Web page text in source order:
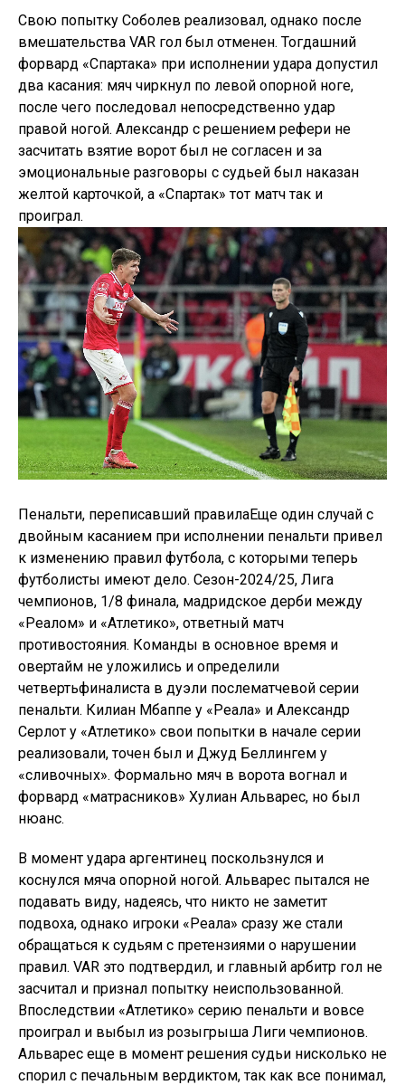
Свою попытку Соболев реализовал, однако после
вмешательства VAR гол был отменен. Тогдашний
форвард «Спартака» при исполнении удара допустил
два касания: мяч чиркнул по левой опорной ноге,
после чего последовал непосредственно удар
правой ногой. Александр с решением рефери не
засчитать взятие ворот был не согласен и за
эмоциональные разговоры с судьей был наказан
желтой карточкой, а «Спартак» тот матч так и
проиграл.
Пенальти, переписавший правилаЕще один случай с
двойным касанием при исполнении пенальти привел
к изменению правил футбола, с которыми теперь
футболисты имеют дело. Сезон-2024/25, Лига
чемпионов, 1/8 финала, мадридское дерби между
«Реалом» и «Атлетико», ответный матч
противостояния. Команды в основное время и
овертайм не уложились и определили
четвертьфиналиста в дуэли послематчевой серии
пенальти. Килиан Мбаппе у «Реала» и Александр
Серлот у «Атлетико» свои попытки в начале серии
реализовали, точен был и Джуд Беллингем у
«сливочных». Формально мяч в ворота вогнал и
форвард «матрасников» Хулиан Альварес, но был
нюанс.
В момент удара аргентинец поскользнулся и
коснулся мяча опорной ногой. Альварес пытался не
подавать виду, надеясь, что никто не заметит
подвоха, однако игроки «Реала» сразу же стали
обращаться к судьям с претензиями о нарушении
правил. VAR это подтвердил, и главный арбитр гол не
засчитал и признал попытку неиспользованной.
Впоследствии «Атлетико» серию пенальти и вовсе
проиграл и выбыл из розыгрыша Лиги чемпионов.
Альварес еще в момент решения судьи нисколько не
спорил с печальным вердиктом, так как все понимал,